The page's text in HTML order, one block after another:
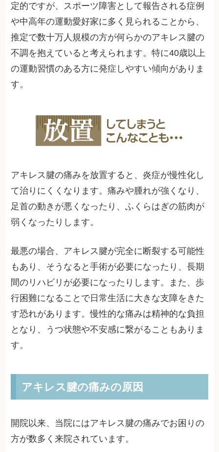
定的ですが、スポーツ障害として報告される症例
や中高年の運動愛好家に多く見られることから、
推定で数十万人規模の方が何らかのアキレス腱の
不調を抱えていると考えられます。特に40歳以上
の運動習慣のある方に発症しやすい傾向がありま
す。
アキレス腱の痛みを放置すると、炎症が慢性化し
て治りにくくなります。痛みや腫れが強くなり、
足首の動きが悪くなったり、ふくらはぎの筋肉が
弱くなったりします。
最悪の場合、アキレス腱が完全に断裂する可能性
もあり、そうなると手術が必要になったり、長期
間のリハビリが必要になったりします。また、歩
行困難になることで日常生活に大きな支障をきた
す恐れがあります。慢性的な痛みは精神的な負担
となり、うつ状態や不安感に繋がることもありま
す。
アキレス腱の痛みの原因
開院以来、当院にはアキレス腱の痛みでお困りの
方が数多く来院されています。